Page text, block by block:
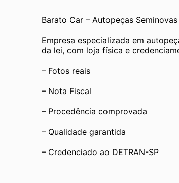
Barato Car – Autopeças
Empresa especializada em
da lei, com loja física e
– Fotos reais
– Nota Fiscal
– Procedência comprovada
– Qualidade garantida
– Credenciado ao DETRAN-SP